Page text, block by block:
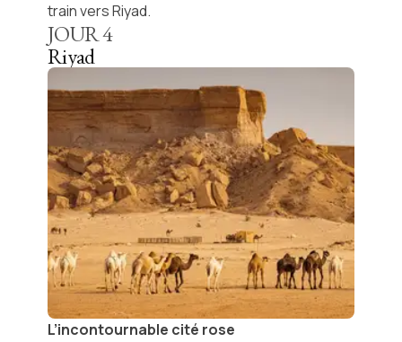
train versRiyad.
JOUR4
Riyad
L’incontournable cité rose